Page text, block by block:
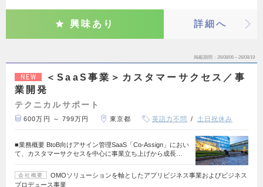
興味あり 詳細へ
掲載期間 26/08/06～26/08/19
NEW
＜SaaS事業＞カスタマーサクセス／事
業開発
テクニカルサポート
600万円 ～ 799万円 東京都 英語力不問 土日祝休み
■業務概要 BtoB向けアサイン管理SaaS「Co-Assign」におい
て、カスタマーサクセスを中心に事業立ち上げから成長…
会社概要
OMOソリューションを軸としたアプリビジネス事業およびビジネス
プロデュース事業